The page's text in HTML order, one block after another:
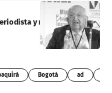
y referente del
Bogotá ad